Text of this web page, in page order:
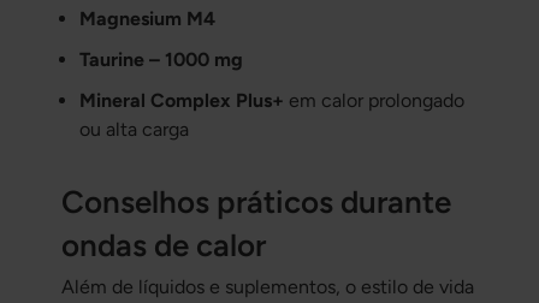
Magnesium M4
Taurine – 1000 mg
Mineral Complex Plus+ em calor prolongado
ou alta carga
Conselhos práticos durante
ondas de calor
Além de líquidos e suplementos, o estilo de vida